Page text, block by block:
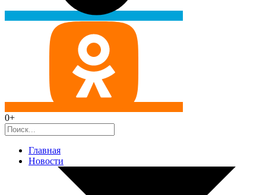
0+
Главная
Новости